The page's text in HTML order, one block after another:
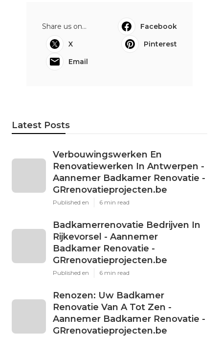
Share us on...
Facebook
X
Pinterest
Email
Latest Posts
Verbouwingswerken En
Renovatiewerken In Antwerpen -
Aannemer Badkamer Renovatie -
GRrenovatieprojecten.be
Published en 6 min read
Badkamerrenovatie Bedrijven In
Rijkevorsel - Aannemer
Badkamer Renovatie -
GRrenovatieprojecten.be
Published en 6 min read
Renozen: Uw Badkamer
Renovatie Van A Tot Zen -
Aannemer Badkamer Renovatie -
GRrenovatieprojecten.be